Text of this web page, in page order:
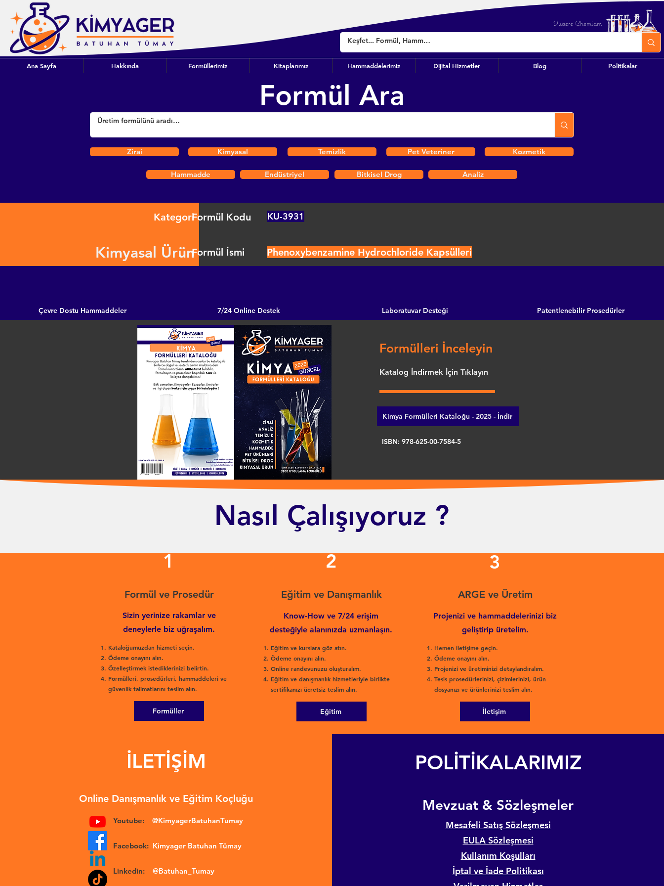
Quaere Chemiam
Ana Sayfa Hakkında Formüllerimiz Kitaplarımız Hammaddelerimiz Dijital Hizmetler Blog Politikalar
Formül Ara
Zirai Kimyasal Temizlik Pet Veteriner Kozmetik
Hammadde Endüstriyel Bitkisel Drog Analiz
Kategori
Kimyasal Ürün
Formül Kodu KU-3931
Formül İsmi Phenoxybenzamine Hydrochloride Kapsülleri
Çevre Dostu Hammaddeler 7/24 Online Destek Laboratuvar Desteği Patentlenebilir Prosedürler
Formülleri İnceleyin
Katalog İndirmek İçin Tıklayın
Kimya Formülleri Kataloğu - 2025 - İndir
ISBN: 978-625-00-7584-5
Nasıl Çalışıyoruz ?
1
Formül ve Prosedür
Sizin yerinize rakamlar ve
deneylerle biz uğraşalım.
Kataloğumuzdan hizmeti seçin.
Ödeme onayını alın.
Özelleştirmek istediklerinizi belirtin.
Formülleri, prosedürleri, hammaddeleri ve
güvenlik talimatlarını teslim alın.
Formüller
2
Eğitim ve Danışmanlık
Know-How ve 7/24 erişim
desteğiyle alanınızda uzmanlaşın.
Eğitim ve kurslara göz atın.
Ödeme onayını alın.
Online randevunuzu oluşturalım.
Eğitim ve danışmanlık hizmetleriyle birlikte
sertifikanızı ücretsiz teslim alın.
Eğitim
3
ARGE ve Üretim
Hemen iletişime geçin.
Ödeme onayını alın.
Projenizi ve üretiminizi detaylandıralım.
Tesis prosedürlerinizi, çizimlerinizi, ürün
dosyanızı ve ürünlerinizi teslim alın.
Projenizi ve hammaddelerinizi biz
geliştirip üretelim.
İletişim
İLETİŞİM
Online Danışmanlık ve Eğitim Koçluğu
Youtube: @KimyagerBatuhanTumay
Facebook: Kimyager Batuhan Tümay
Linkedin: @Batuhan_Tumay
POLİTİKALARIMIZ
​Mevzuat & Sözleşmeler
Mesafeli Satış Sözleşmesi
EULA Sözleşmesi
Kullanım Koşulları
İptal ve İade Politikası